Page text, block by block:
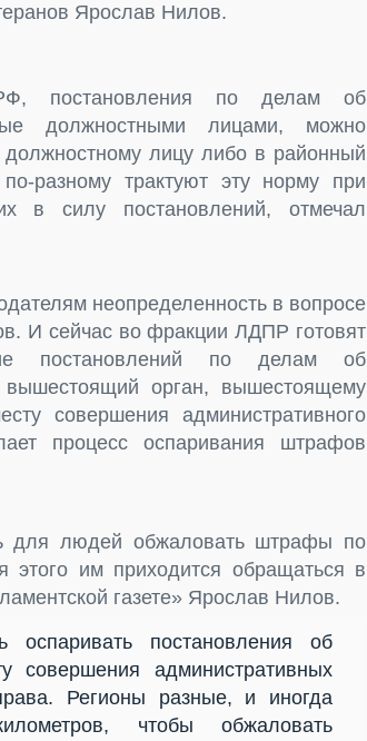
Ярослав Нилов.
постановления по делам об
должностными лицами, можно
лицу либо в районный
разному трактуют эту норму при
в силу постановлений, отмечал
неопределенность в вопросе
И сейчас во фракции ЛДПР готовят
постановлений по делам об
вышестоящий орган, вышестоящему
совершения административного
процесс оспаривания штрафов
для людей обжаловать штрафы по
им приходится обращаться в
газете» Ярослав Нилов.
оспаривать постановления об
совершения административных
Регионы разные, и иногда
чтобы обжаловать